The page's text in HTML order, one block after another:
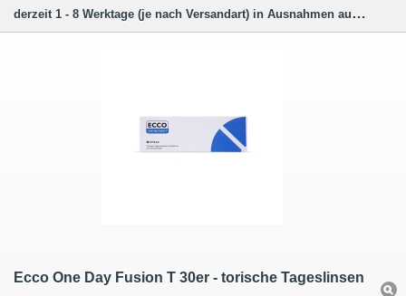
derzeit 1 - 8 Werktage (je nach Versandart) in Ausnahmen auch länger.
Ecco One Day Fusion T 30er - torische Tageslinsen